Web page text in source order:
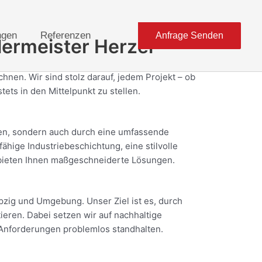
Referenzen Anfrage Senden
Herzel
Wir sind stolz darauf, jedem Projekt – ob
in den Mittelpunkt zu stellen.
sondern auch durch eine umfassende
Industriebeschichtung, eine stilvolle
Ihnen maßgeschneiderte Lösungen.
und Umgebung. Unser Ziel ist es, durch
Dabei setzen wir auf nachhaltige
problemlos standhalten.